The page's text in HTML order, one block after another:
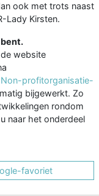
ook met trots naast
Lady Kirsten.
website
profitorganisatie-
bijgewerkt. Zo
rondom
naar het onderdeel
favoriet